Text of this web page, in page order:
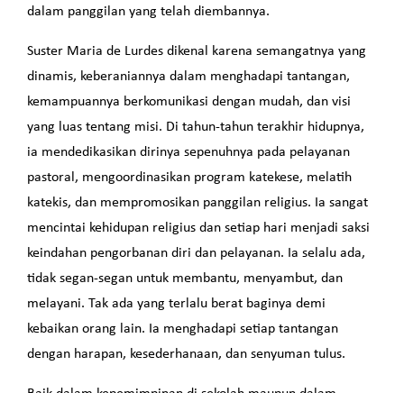
dalam panggilan yang telah diembannya.
Suster Maria de Lurdes dikenal karena semangatnya yang
dinamis, keberaniannya dalam menghadapi tantangan,
kemampuannya berkomunikasi dengan mudah, dan visi
yang luas tentang misi. Di tahun-tahun terakhir hidupnya,
ia mendedikasikan dirinya sepenuhnya pada pelayanan
pastoral, mengoordinasikan program katekese, melatih
katekis, dan mempromosikan panggilan religius. Ia sangat
mencintai kehidupan religius dan setiap hari menjadi saksi
keindahan pengorbanan diri dan pelayanan. Ia selalu ada,
tidak segan-segan untuk membantu, menyambut, dan
melayani. Tak ada yang terlalu berat baginya demi
kebaikan orang lain. Ia menghadapi setiap tantangan
dengan harapan, kesederhanaan, dan senyuman tulus.